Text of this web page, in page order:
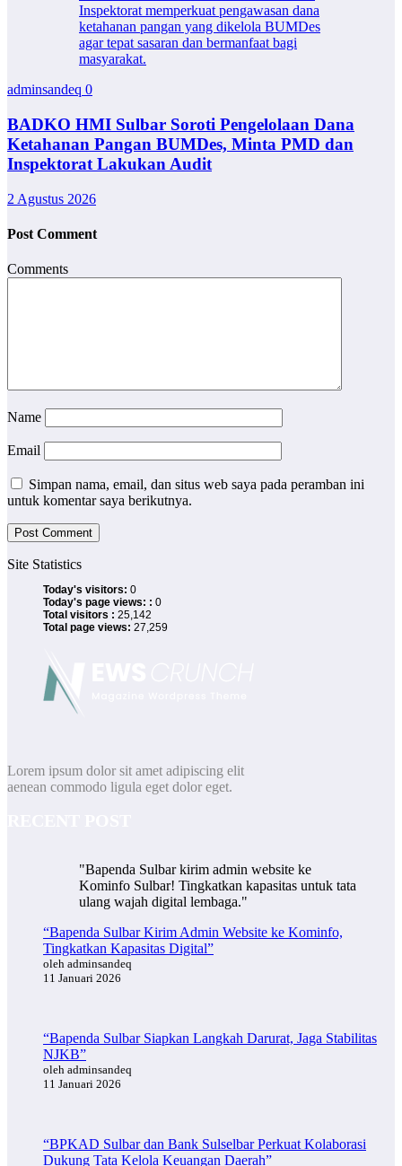
Inspektorat memperkuat pengawasan dana
ketahanan pangan yang dikelola BUMDes
agar tepat sasaran dan bermanfaat bagi
masyarakat.
adminsandeq 0
BADKO HMI Sulbar Soroti Pengelolaan Dana
Ketahanan Pangan BUMDes, Minta PMD dan
Inspektorat Lakukan Audit
2 Agustus 2026
Post Comment
Comments
Name
Email
Simpan nama, email, dan situs web saya pada peramban ini
untuk komentar saya berikutnya.
Site Statistics
Today's visitors: 0
Today's page views: : 0
Total visitors : 25,142
Total page views: 27,259
Lorem ipsum dolor sit amet adipiscing elit
aenean commodo ligula eget dolor eget.
"Bapenda Sulbar kirim admin website ke
Kominfo Sulbar! Tingkatkan kapasitas untuk tata
ulang wajah digital lembaga."
“Bapenda Sulbar Kirim Admin Website ke Kominfo,
Tingkatkan Kapasitas Digital”
oleh adminsandeq
11 Januari 2026
“Bapenda Sulbar Siapkan Langkah Darurat, Jaga Stabilitas
NJKB”
oleh adminsandeq
11 Januari 2026
“BPKAD Sulbar dan Bank Sulselbar Perkuat Kolaborasi
Dukung Tata Kelola Keuangan Daerah”